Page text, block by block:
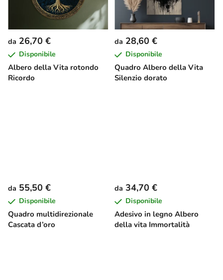
Albero della Vita rotondo
Ricordo
da 26,70 €
Disponibile
Quadro Albero della Vita
Silenzio dorato
da 28,60 €
Disponibile
Quadro multidirezionale
Cascata d’oro
da 55,50 €
Disponibile
Adesivo in legno Albero
della vita Immortalità
da 34,70 €
Disponibile